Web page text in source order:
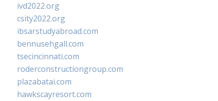
ivd2022.org
csity2022.org
ibsarstudyabroad.com
bennusehgall.com
tsecincinnati.com
roderconstructiongroup.com
plazabatai.com
hawkscayresort.com